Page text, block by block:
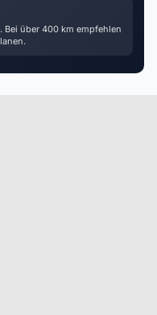
Bei über 400 km empfehlen